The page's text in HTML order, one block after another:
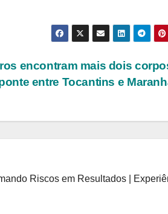
encontram mais dois
entre Tocantins e
Riscos em Resultados |